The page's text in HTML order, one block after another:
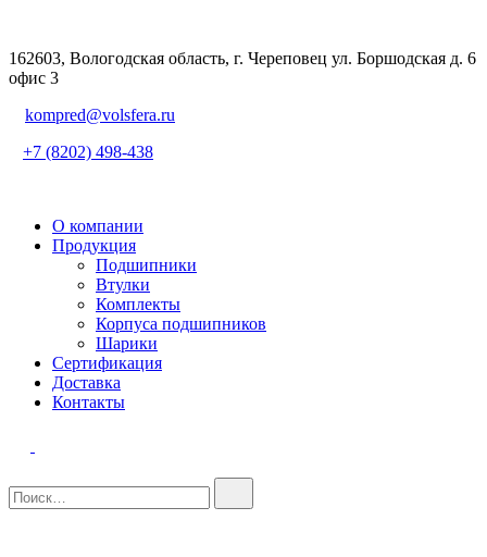
162603, Вологодская область, г. Череповец ул. Боршодская д. 6
офис 3
kompred@volsfera.ru
+7 (8202) 498-438
О компании
Продукция
Подшипники
Втулки
Комплекты
Корпуса подшипников
Шарики
Сертификация
Доставка
Контакты